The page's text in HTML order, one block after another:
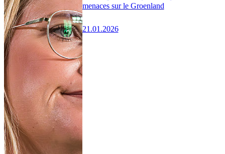
menaces sur le Groenland
21.01.2026